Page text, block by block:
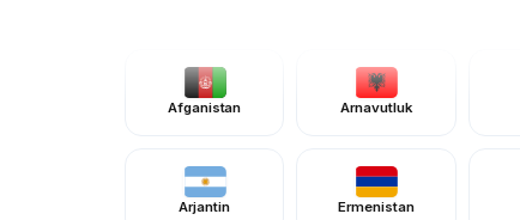
Afganistan Arnavutluk
Arjantin Ermenistan